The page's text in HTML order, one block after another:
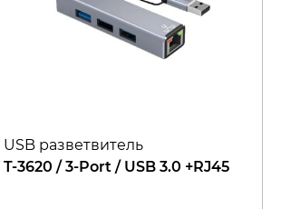
USB разветвитель
T-3620 / 3-Port / USB 3.0 +RJ45